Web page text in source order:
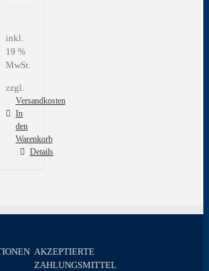
inkl.
19 %
MwSt.
zzgl.
Versandkosten
In
den
Warenkorb
Details
AKZEPTIERTE
ZAHLUNGSMITTEL